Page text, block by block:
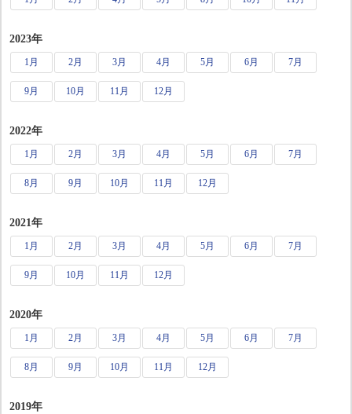
2023年
1月 2月 3月 4月 5月 6月 7月
9月 10月 11月 12月
2022年
1月 2月 3月 4月 5月 6月 7月
8月 9月 10月 11月 12月
2021年
1月 2月 3月 4月 5月 6月 7月
9月 10月 11月 12月
2020年
1月 2月 3月 4月 5月 6月 7月
8月 9月 10月 11月 12月
2019年